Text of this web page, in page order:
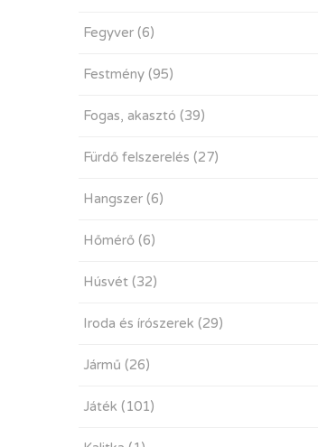
Fegyver (6)
Festmény (95)
Fogas, akasztó (39)
Fürdő felszerelés (27)
Hangszer (6)
Hőmérő (6)
Húsvét (32)
Iroda és írószerek (29)
Jármű (26)
Játék (101)